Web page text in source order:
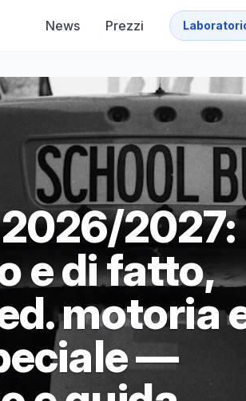
News Prezzi
2027:
e di fatto,
motoria
—